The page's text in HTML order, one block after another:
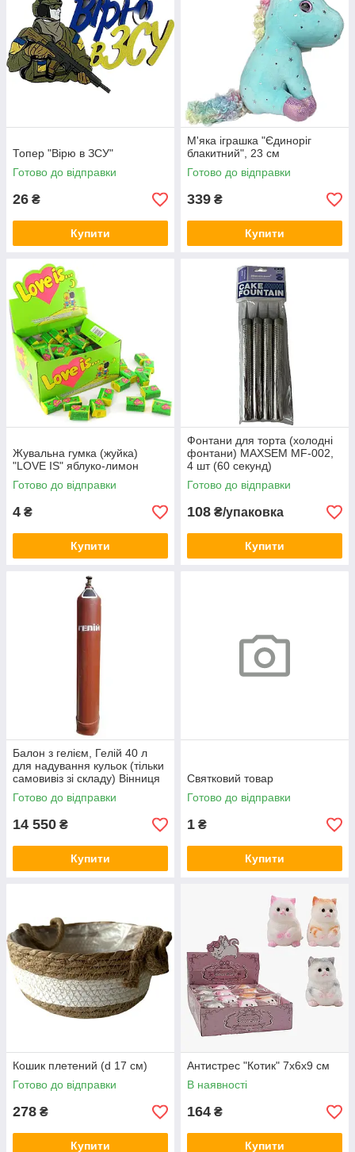
Топер "Вірю в ЗСУ"
Готово до відправки
26 ₴
Купити
М'яка іграшка "Єдиноріг
блакитний", 23 см
Готово до відправки
339 ₴
Купити
Жувальна гумка (жуйка)
"LOVE IS" яблуко-лимон
Готово до відправки
4 ₴
Купити
Фонтани для торта (холодні
фонтани) MAXSEM MF-002,
4 шт (60 секунд)
Готово до відправки
108 ₴/упаковка
Купити
Балон з гелієм, Гелій 40 л
для надування кульок (тільки
самовивіз зі складу) Вінниця
Готово до відправки
14 550 ₴
Купити
Святковий товар
Готово до відправки
1 ₴
Купити
Кошик плетений (d 17 см)
Готово до відправки
278 ₴
Купити
Антистрес "Котик" 7х6х9 см
В наявності
164 ₴
Купити